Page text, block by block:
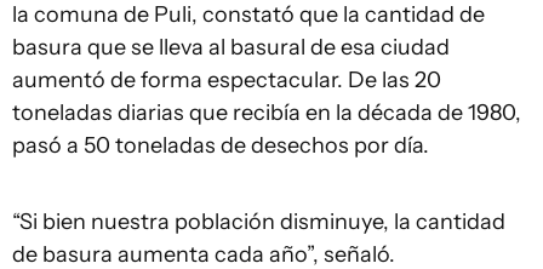
la comuna de Puli, constató que la cantidad de
basura que se lleva al basural de esa ciudad
aumentó de forma espectacular. De las 20
toneladas diarias que recibía en la década de 1980,
pasó a 50 toneladas de desechos por día.
“Si bien nuestra población disminuye, la cantidad
de basura aumenta cada año”, señaló.